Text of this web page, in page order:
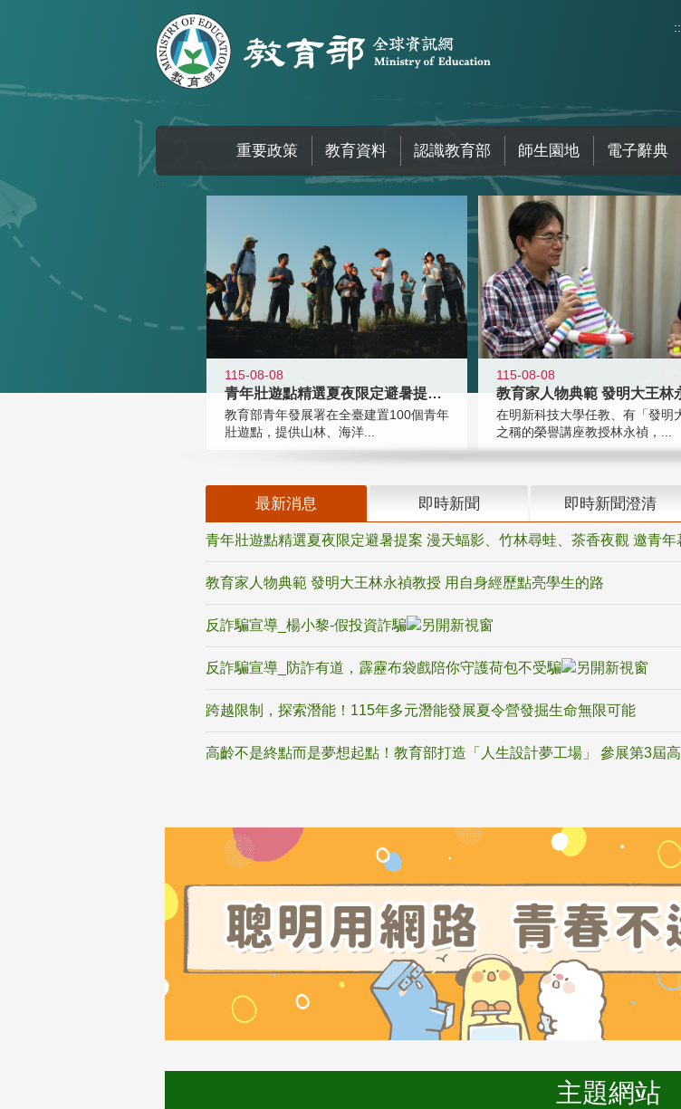
重要政策 教育資料 認識教育部 師生園地 電子辭典
:::
115-08-08
青年壯遊點精選夏夜限定避暑提案 漫
教育部青年發展署在全臺建置100個青年
壯遊點，提供山林、海洋...
115-08-08
在明新科技大學任教、有「發明
之稱的榮譽講座教授林永禎，...
最新消息 即時新聞 即時新聞澄清
青年壯遊點精選夏夜限定避暑提案 漫天蝠影、竹林尋蛙、茶香夜觀 邀青年
教育家人物典範 發明大王林永禎教授 用自身經歷點亮學生的路
反詐騙宣導_楊小黎-假投資詐騙
反詐騙宣導_防詐有道，霹靂布袋戲陪你守護荷包不受騙
跨越限制，探索潛能！115年多元潛能發展夏令營發掘生命無限可能
高齡不是終點而是夢想起點！教育部打造「人生設計夢工場」 參展第3屆
主題網站